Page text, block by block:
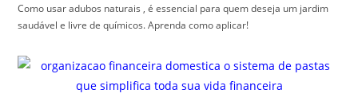
Como usar adubos naturais , é essencial para quem deseja um jardim
saudável e livre de químicos. Aprenda como aplicar!